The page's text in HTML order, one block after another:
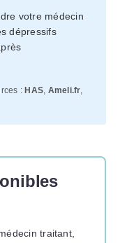
votre médecin
dépressifs
: HAS, Ameli.fr,
traitant,